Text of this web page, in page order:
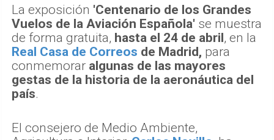
La exposición 'Centenario de los Grandes
Vuelos de la Aviación Española' se muestra
de forma gratuita, hasta el 24 de abril, en la
Real Casa de Correos de Madrid, para
conmemorar algunas de las mayores
gestas de la historia de la aeronáutica del
país.
El consejero de Medio Ambiente,